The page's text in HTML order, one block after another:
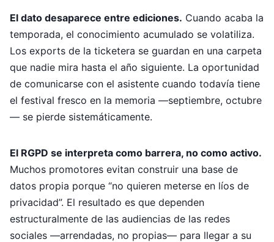
El dato desaparece entre ediciones. Cuando acaba la
temporada, el conocimiento acumulado se volatiliza.
Los exports de la ticketera se guardan en una carpeta
que nadie mira hasta el año siguiente. La oportunidad
de comunicarse con el asistente cuando todavía tiene
el festival fresco en la memoria —septiembre, octubre
— se pierde sistemáticamente.
El RGPD se interpreta como barrera, no como activo.
Muchos promotores evitan construir una base de
datos propia porque “no quieren meterse en líos de
privacidad”. El resultado es que dependen
estructuralmente de las audiencias de las redes
sociales —arrendadas, no propias— para llegar a su